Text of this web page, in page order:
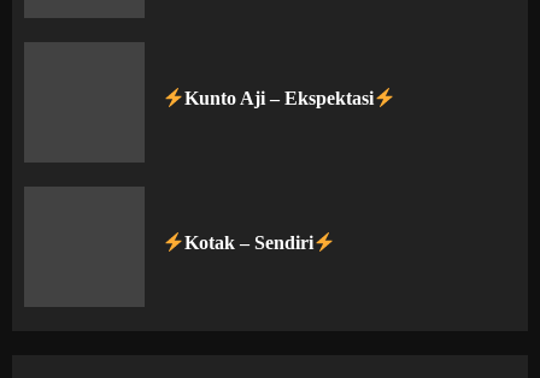
Kunto Aji – Ekspektasi
Kotak – Sendiri